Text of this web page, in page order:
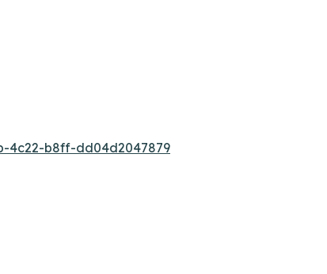
4c22-b8ff-dd04d2047879